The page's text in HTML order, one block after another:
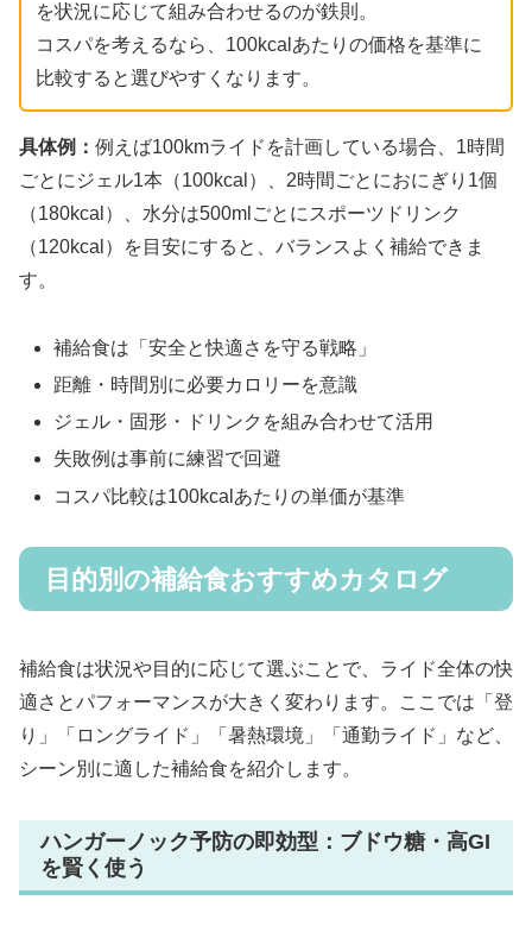
を状況に応じて組み合わせるのが鉄則。
コスパを考えるなら、100kcalあたりの価格を基準に
比較すると選びやすくなります。
具体例： 例えば100kmライドを計画している場合、1時間
ごとにジェル1本（100kcal）、2時間ごとにおにぎり1個
（180kcal）、水分は500mlごとにスポーツドリンク
（120kcal）を目安にすると、バランスよく補給できま
す。
補給食は「安全と快適さを守る戦略」
距離・時間別に必要カロリーを意識
ジェル・固形・ドリンクを組み合わせて活用
失敗例は事前に練習で回避
コスパ比較は100kcalあたりの単価が基準
目的別の補給食おすすめカタログ
補給食は状況や目的に応じて選ぶことで、ライド全体の快
適さとパフォーマンスが大きく変わります。ここでは「登
り」「ロングライド」「暑熱環境」「通勤ライド」など、
シーン別に適した補給食を紹介します。
ハンガーノック予防の即効型：ブドウ糖・高GI
を賢く使う